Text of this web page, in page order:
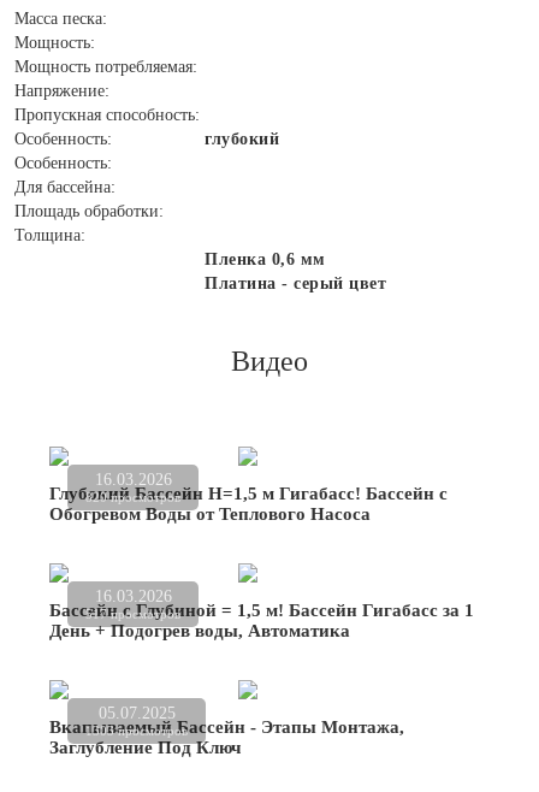
Масса песка:
Мощность:
Мощность потребляемая:
Напряжение:
Пропускная способность:
Особенность:
глубокий
Особенность:
Для бассейна:
Площадь обработки:
Толщина:
Пленка 0,6 мм
Платина - серый цвет
Видео
16.03.2026
820 просмотров
Глубокий Бассейн Н=1,5 м Гигабасс! Бассейн с
Обогревом Воды от Теплового Насоса
16.03.2026
517 просмотров
Бассейн с Глубиной = 1,5 м! Бассейн Гигабасс за 1
День + Подогрев воды, Автоматика
05.07.2025
1303 просмотров
Вкапываемый Бассейн - Этапы Монтажа,
Заглубление Под Ключ